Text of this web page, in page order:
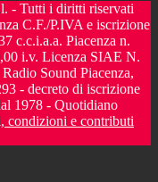
- Tutti i diritti riservati
C.F./P.IVA e iscrizione
c.c.i.a.a. Piacenza n.
i.v. Licenza SIAE N.
Sound Piacenza,
- decreto di iscrizione
1978 - Quotidiano
condizioni e contributi